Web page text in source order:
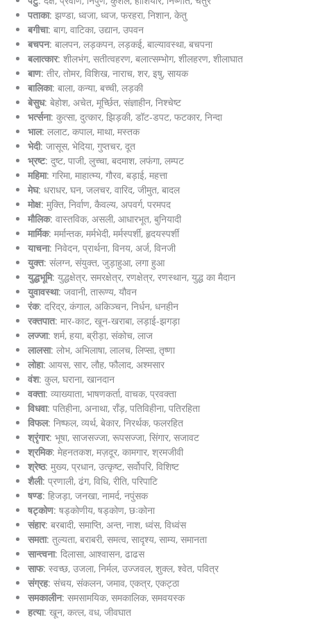
पताका: झण्डा, ध्वजा, ध्वज, फरहरा, निशान, केतु
बगीचा: बाग, वाटिका, उद्यान, उपवन
बचपन: बालपन, लड़कपन, लड़कई, बाल्यावस्था, बचपना
बलात्कार: शीलभंग, सतीत्वहरण, बलात्सम्भोग, शीलहरण, शीलाघात
बाण: तीर, तोमर, विशिख, नाराच, शर, इषु, सायक
बालिका: बाला, कन्या, बच्ची, लड़की
बेसुध: बेहोश, अचेत, मूर्च्छित, संज्ञाहीन, निश्चेष्ट
भर्त्सना: कुत्सा, दुत्कार, झिड़की, डॉट-डपट, फटकार, निन्दा
भाल: ललाट, कपाल, माथा, मस्तक
भेदी: जासूस, भेदिया, गुप्तचर, दूत
भ्रष्ट: दुष्ट, पाजी, लुच्चा, बदमाश, लफंगा, लम्पट
महिमा: गरिमा, माहात्म्य, गौरव, बड़ाई, महत्ता
मेघ: धराधर, घन, जलचर, वारिद, जीमुत, बादल
मोक्ष: मुक्ति, निर्वाण, कैवल्य, अपवर्ग, परमपद
मौलिक: वास्तविक, असली, आधारभूत, बुनियादी
मार्मिक: मर्मान्तक, मर्मभेदी, मर्मस्पर्शी, हृदयस्पर्शी
याचना: निवेदन, प्रार्थना, विनय, अर्ज, विनजी
युक्त: संलग्न, संयुक्त, जुड़ाहुआ, लगा हुआ
युद्धभूमि: युद्धक्षेत्र, समरक्षेत्र, रणक्षेत्र, रणस्थान, युद्ध का मैदान
युवावस्था: जवानी, तारूण्य, यौवन
रंक: दरिद्र, कंगाल, अकिञ्चन, निर्धन, धनहीन
रक्तपात: मार-काट, खून-खराबा, लड़ाई-झगड़ा
लज्जा: शर्म, हया, ब्रीड़ा, संकोच, लाज
लालसा: लोभ, अभिलाषा, लालच, लिप्सा, तृष्णा
लोहा: आयस, सार, लौह, फौलाद, अश्मसार
वंश: कुल, घराना, खानदान
वक्ता: व्याख्याता, भाषणकर्ता, वाचक, प्रवक्ता
विधवा: पतिहीना, अनाथा, राँड़, पतिविहीना, पतिरहिता
विफल: निष्फल, व्यर्थ, बेकार, निरर्थक, फलरहित
श्रृंगार: भूषा, साजसज्जा, रूपसज्जा, सिंगार, सजावट
श्रमिक: मेहनतकश, मज़दूर, कामगार, श्रमजीवी
श्रेष्ठ: मुख्य, प्रधान, उत्कृष्ट, सर्वोपरि, विशिष्ट
शैली: प्रणाली, ढंग, विधि, रीति, परिपाटि
षण्ड: हिजड़ा, जनखा, नामर्द, नपुंसक
षट्कोण: षड्कोणीय, षड्कोण, छःकोना
संहार: बरबादी, समाप्ति, अन्त, नाश, ध्वंस, विध्वंस
समता: तुल्यता, बराबरी, समत्व, सादृश्य, साम्य, समानता
सान्त्वना: दिलासा, आश्वासन, ढाढस
साफ: स्वच्छ, उजला, निर्मल, उज्जवल, शुक्ल, श्वेत, पवित्र
संग्रह: संचय, संकलन, जमाव, एकत्र, एकट्ठा
समकालीन: समसामयिक, समकालिक, समवयस्क
हत्या: खून, कत्ल, वध, जीवघात